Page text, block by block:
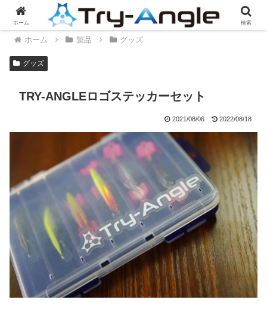
ホーム 製品 グッズ
グッズ
TRY-ANGLEロゴステッカーセット
2021/08/06 2022/08/18
ホーム 検索